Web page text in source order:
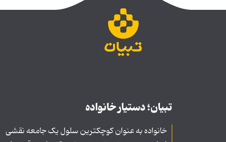
تبیان؛ دستیار خانواده
خانواده به عنوان کوچکترین سلول یک جامعه نقشی